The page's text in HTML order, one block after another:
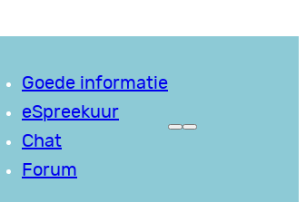
Goede informatie
eSpreekuur
Chat
Forum